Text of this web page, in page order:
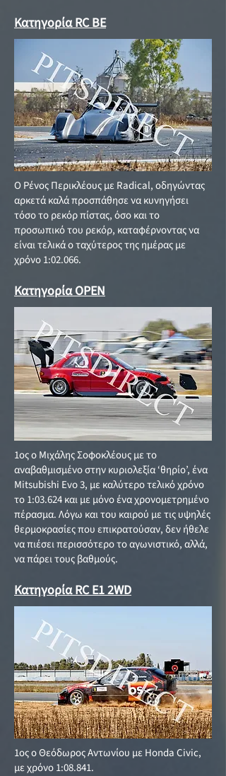
Κατηγορία RC BE
Ο Ρένος Περικλέους με Radical, οδηγώντας
αρκετά καλά προσπάθησε να κυνηγήσει
τόσο το ρεκόρ πίστας, όσο και το
προσωπικό του ρεκόρ, καταφέρνοντας να
είναι τελικά ο ταχύτερος της ημέρας με
χρόνο 1:02.066.
Κατηγορία OPEN
1ος ο Μιχάλης Σοφοκλέους με το
αναβαθμισμένο στην κυριολεξία ‘θηρίο’, ένα
Mitsubishi Evo 3, με καλύτερο τελικό χρόνο
το 1:03.624 και με μόνο ένα χρονομετρημένο
πέρασμα. Λόγω και του καιρού με τις υψηλές
θερμοκρασίες που επικρατούσαν, δεν ήθελε
να πιέσει περισσότερο το αγωνιστικό, αλλά,
να πάρει τους βαθμούς.
Κατηγορία RC E1 2WD
1ος ο Θεόδωρος Αντωνίου με Honda Civic,
με χρόνο 1:08.841.